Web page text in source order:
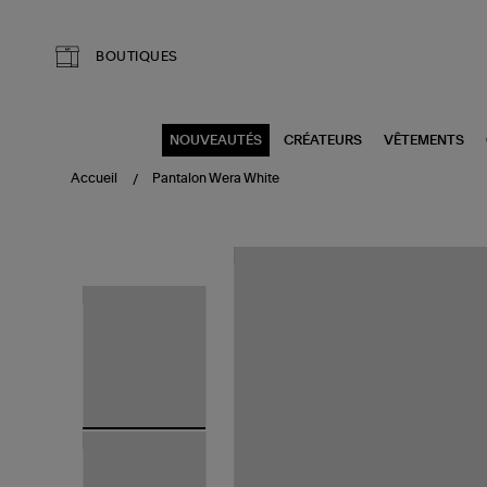
BOUTIQUES
NOUVEAUTÉS CRÉATEURS VÊTEMENTS
Accueil Pantalon Wera White